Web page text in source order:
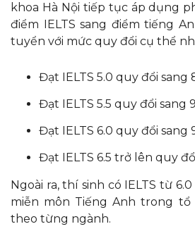
khoa Hà Nội tiếp tục áp dụng
điểm IELTS sang điểm tiếng
tuyển với mức quy đổi cụ thể
Đạt IELTS 5.0 quy đổi sang
Đạt IELTS 5.5 quy đổi sang
Đạt IELTS 6.0 quy đổi sang
Đạt IELTS 6.5 trở lên quy
Ngoài ra, thí sinh có IELTS từ
miễn môn Tiếng Anh trong
theo từng ngành.